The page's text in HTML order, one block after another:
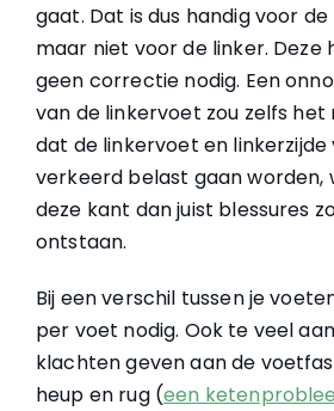
gaat. Dat is dus handig voor
maar niet voor de linker. Deze
geen correctie nodig. Een
van de linkervoet zou zelfs
dat de linkervoet en
verkeerd belast gaan worden,
deze kant dan juist blessures
ontstaan.
Bij een verschil tussen je
per voet nodig. Ook te veel
klachten geven aan de
heup en rug (een